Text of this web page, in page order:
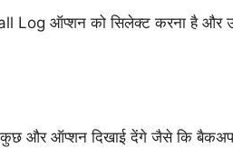
Log ऑप्शन को सिलेक्ट करना है और
और ऑप्शन दिखाई देंगे जैसे कि बैकअप